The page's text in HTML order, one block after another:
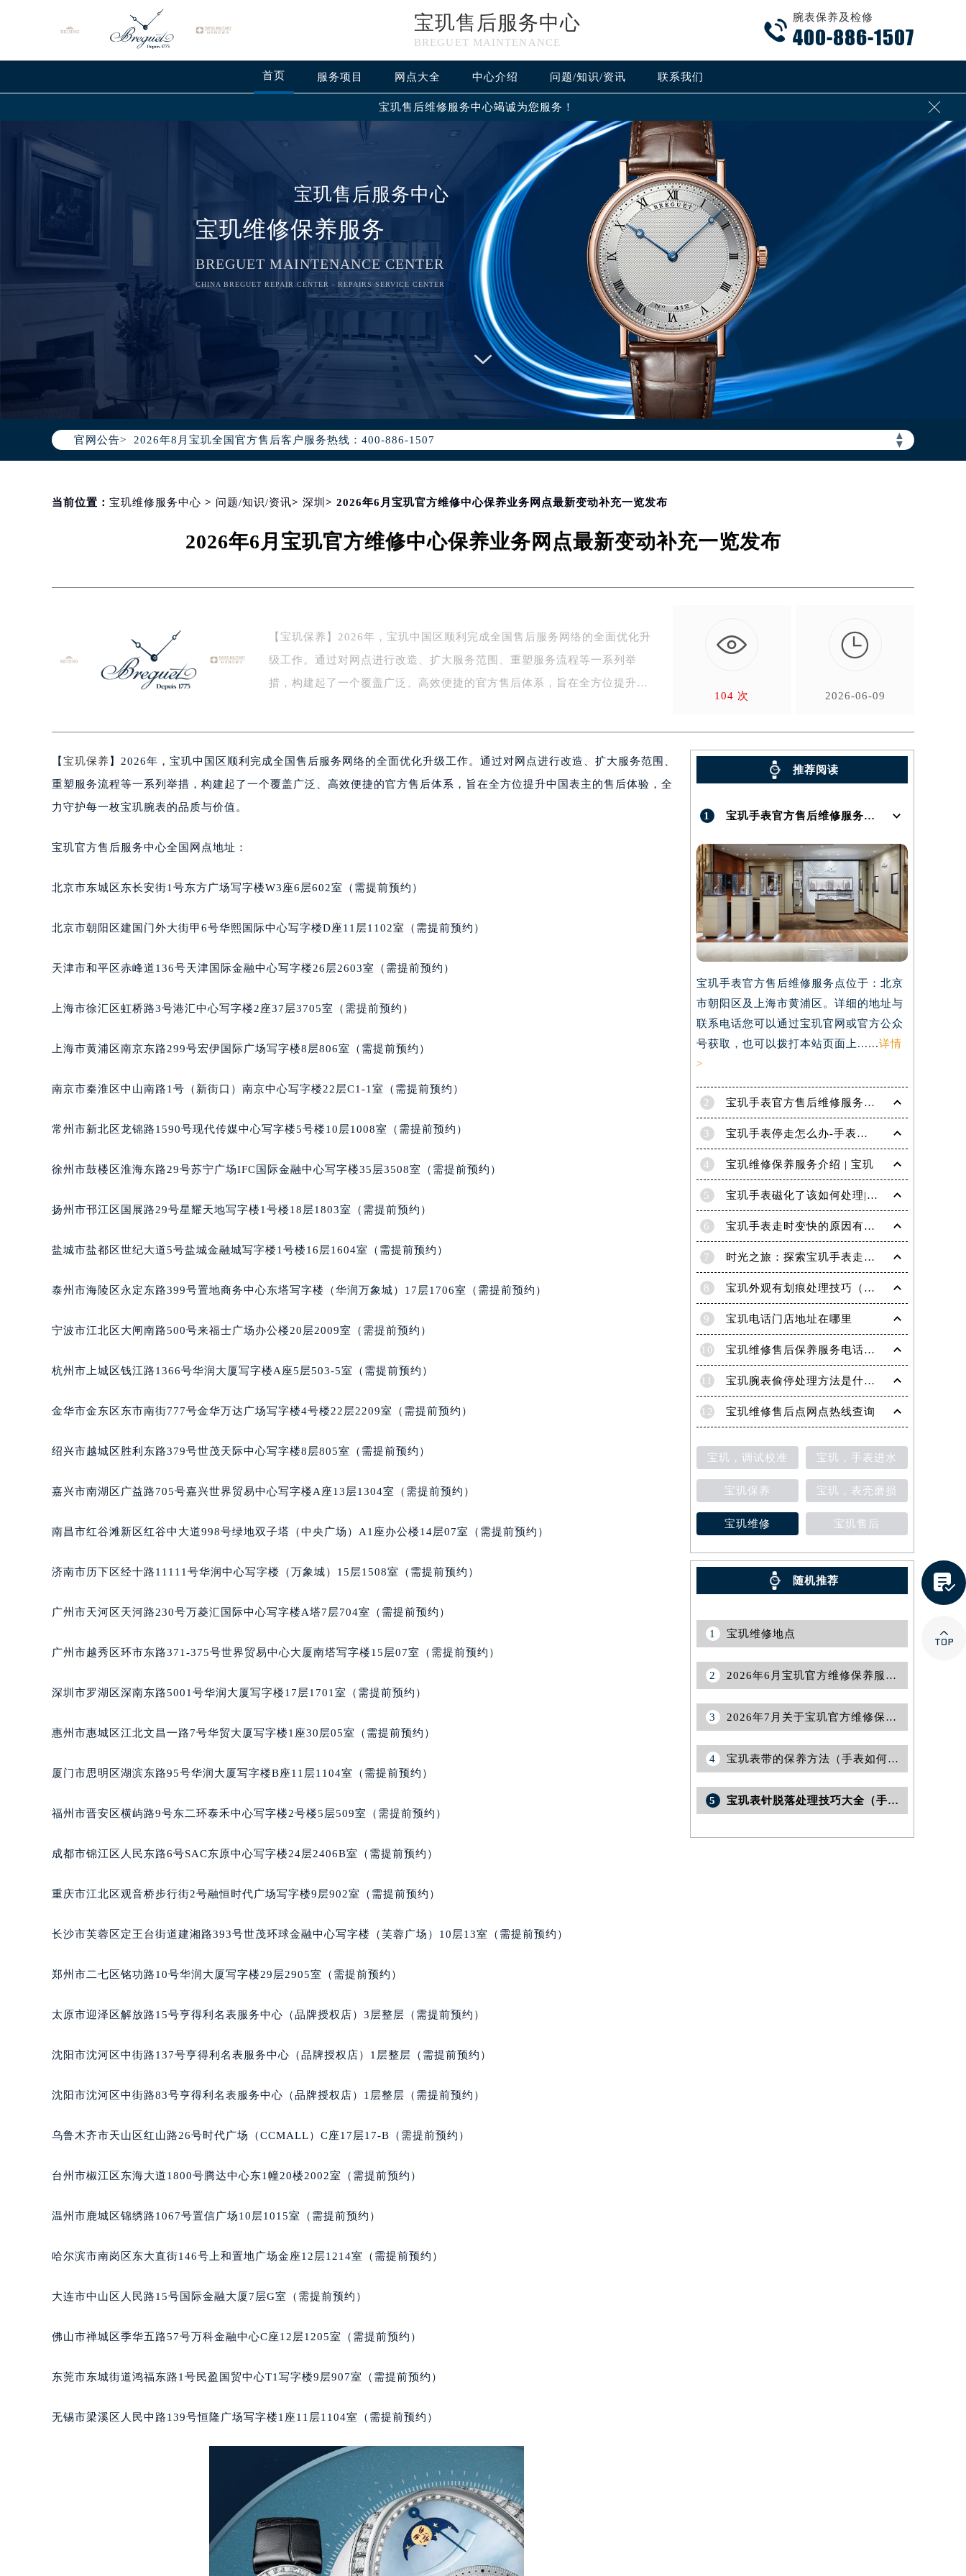
宝玑售后服务中心
BREGUET MAINTENANCE

腕表保养及检修
400-886-1507
首页 服务项目 网点大全 中心介绍 问题/知识/资讯 联系我们
宝玑售后维修服务中心竭诚为您服务！ 
宝玑售后服务中心
宝玑维修保养服务
BREGUET MAINTENANCE CENTER
CHINA BREGUET REPAIR CENTER - REPAIRS SERVICE CENTER
官网公告> ▲
▼
2026年8月宝玑中国区售后服务网络优化升级公告
2026年8月宝玑全国官方售后客户服务热线：400-886-1507
宝玑官方全国统一服务热线400-886-1507，服务覆盖中国大陆、香港、澳门、台湾全部区域（非大陆需加拨“+86”）
2026年8月宝玑售后服务中心最新网点地址：
北京市东城区东长安街1号东方广场写字楼W3座6层602室（需提前预约）
上海市徐汇区虹桥路3号港汇中心写字楼2座37层3705室（需提前预约）
扬州市邗江区国展路29号星耀天地写字楼1号楼18层1803室（需提前预约）
盐城市盐都区世纪大道5号盐城金融城写字楼1号楼16层1604室（需提前预约）
泰州市海陵区永定东路399号置地商务中心东塔写字楼（华润万象城）17层1706室（需提前预约）
绍兴市越城区胜利东路379号世茂天际中心写字楼8层805室（需提前预约）
嘉兴市南湖区广益路705号嘉兴世界贸易中心写字楼A座13层1304室（需提前预约）
南昌市红谷滩新区红谷中大道998号绿地双子塔（中央广场）A1座办公楼14层07室（需提前预约）
广州市天河区天河路230号万菱汇国际中心写字楼A塔7层704室（需提前预约）
深圳市罗湖区深南东路5001号华润大厦写字楼17层1701室（需提前预约）
厦门市思明区湖滨东路95号华润大厦写字楼B座11层1104室（需提前预约）
成都市锦江区人民东路6号SAC东原中心写字楼24层2406B室（需提前预约）
长沙市芙蓉区定王台街道建湘路393号世茂环球金融中心写字楼（芙蓉广场）10层13室（需提前预约）
太原市迎泽区解放路15号亨得利名表服务中心（品牌授权店）3层整层（需提前预约）
沈阳市沈河区中街路83号亨得利名表服务中心（品牌授权店）1层整层（需提前预约）
温州市鹿城区锦绣路1067号置信广场10层1015室（需提前预约）
大连市中山区人民路15号国际金融大厦7层G室（需提前预约）
东莞市东城街道鸿福东路1号民盈国贸中心T1写字楼9层907室（需提前预约）
南通市崇川区工农路57号圆融广场写字楼16层1603室（需提前预约）
武汉市江汉区解放大道686号世界贸易大厦38层09室（需提前预约）
合肥市蜀山区潜山路111号万象城华润大厦B座12楼03室（需提前预约）
青岛市南区山东路6号华润大厦B座22层04室（需提前预约）
长春市朝阳区西安大路727号中银大厦A座(旺进大厦)18层09室（需提前预约）
昆明市盘龙区北京路928号同德昆明广场写字楼10层06室（需提前预约）
西安市碑林区南关正街88号华侨城长安国际中心E座6楼10室（需提前预约）
唐山市路南区新华东道100号万达广场写字楼A座10层1002室（需提前预约）
内蒙古自治区呼和浩特市玉泉区大学西街70号华润万象城写字楼（鄂尔多斯大厦）23层2326室（需提前预约）
重庆市解放碑渝中区民权路28号英利国际金融中心写字楼20层01室（需提前预约）
黑龙江省鹤岗市向阳区红军路宝玑售后服务中心（需提前预约）
黑龙江省鸡西市鸡冠区红军路宝玑售后服务中心（需提前预约）
黑龙江省牡丹江市东安区太平路宝玑售后服务中心（需提前预约）
黑龙江省齐齐哈尔市龙沙区龙华路宝玑售后服务中心（需提前预约）
黑龙江省绥化市北林区新华街与康庄路交叉口宝玑售后服务中心（需提前预约）
吉林省白城市洮北区明仁南街宝玑售后服务中心（需提前预约）
吉林省吉林市船营区河南街宝玑售后服务中心（需提前预约）
吉林省梅河口市新华街道梅河大街宝玑售后服务中心（需提前预约）
吉林省松原市宁江区五环大街宝玑售后服务中心（需提前预约）
吉林省延边市延吉市解放路宝玑售后服务中心（需提前预约）
辽宁省本溪市平山区胜利路宝玑售后服务中心（需提前预约）
辽宁省丹东市振兴区七经街宝玑售后服务中心（需提前预约）
辽宁省阜新市海州区解放大街宝玑售后服务中心（需提前预约）
辽宁省锦州市古塔区中央大街宝玑售后服务中心（需提前预约）
辽宁省盘锦市兴隆台区石油大街宝玑售后服务中心（需提前预约）
辽宁省营口市站前区市府路与渤海大街交叉口宝玑售后服务中心（需提前预约）
辽宁省沈阳市沈河区中街路83号亨得利名表维修授权店1楼宝玑售后服务中心（需提前预约）
北京市东城区东长安街1号王府井东方广场W3座6层602室宝玑售后服务中心（需提前预约）
内蒙古自治区阿拉善盟市左旗土尔扈特大街宝玑售后服务中心（需提前预约）
内蒙古自治区包头市青山区幸福路甲3号王府井百货名表维修宝玑售后服务中心（需提前预约）
内蒙古自治区鄂尔多斯市东胜区伊金霍洛街宝玑售后服务中心（需提前预约）
内蒙古自治区呼伦贝尔市海拉尔区中央街宝玑售后服务中心（需提前预约）
内蒙古自治区通辽市科尔沁区明仁大街宝玑售后服务中心（需提前预约）
内蒙古自治区乌海市海勃湾区人民南路宝玑售后服务中心（需提前预约）
内蒙古自治区乌兰察布市集宁区恩和大街宝玑售后服务中心（需提前预约）
内蒙古自治区锡林郭勒盟市锡林浩特市光明街与额尔敦路交叉口宝玑售后服务中心（需提前预约）
内蒙古自治区兴安盟市乌兰浩特市兴安大街宝玑售后服务中心（需提前预约）
当前位置： 宝玑维修服务中心 > 问题/知识/资讯> 深圳 > 2026年6月宝玑官方维修中心保养业务网点最新变动补充一览发布
2026年6月宝玑官方维修中心保养业务网点最新变动补充一览发布
【宝玑保养】2026年，宝玑中国区顺利完成全国售后服务网络的全面优化升
级工作。通过对网点进行改造、扩大服务范围、重塑服务流程等一系列举
措，构建起了一个覆盖广泛、高效便捷的官方售后体系，旨在全方位提升中
104 次

2026-06-09
【 宝玑保养 】2026年，宝玑中国区顺利完成全国售后服务网络的全面优化升级工作。通过对网点进行改造、扩大服务范围、
重塑服务流程等一系列举措，构建起了一个覆盖广泛、高效便捷的官方售后体系，旨在全方位提升中国表主的售后体验，全
力守护每一枚宝玑腕表的品质与价值。
宝玑官方售后服务中心全国网点地址：
北京市东城区东长安街1号东方广场写字楼W3座6层602室（需提前预约）
北京市朝阳区建国门外大街甲6号华熙国际中心写字楼D座11层1102室（需提前预约）
天津市和平区赤峰道136号天津国际金融中心写字楼26层2603室（需提前预约）
上海市徐汇区虹桥路3号港汇中心写字楼2座37层3705室（需提前预约）
上海市黄浦区南京东路299号宏伊国际广场写字楼8层806室（需提前预约）
南京市秦淮区中山南路1号（新街口）南京中心写字楼22层C1-1室（需提前预约）
常州市新北区龙锦路1590号现代传媒中心写字楼5号楼10层1008室（需提前预约）
徐州市鼓楼区淮海东路29号苏宁广场IFC国际金融中心写字楼35层3508室（需提前预约）
扬州市邗江区国展路29号星耀天地写字楼1号楼18层1803室（需提前预约）
盐城市盐都区世纪大道5号盐城金融城写字楼1号楼16层1604室（需提前预约）
泰州市海陵区永定东路399号置地商务中心东塔写字楼（华润万象城）17层1706室（需提前预约）
宁波市江北区大闸南路500号来福士广场办公楼20层2009室（需提前预约）
杭州市上城区钱江路1366号华润大厦写字楼A座5层503-5室（需提前预约）
金华市金东区东市南街777号金华万达广场写字楼4号楼22层2209室（需提前预约）
绍兴市越城区胜利东路379号世茂天际中心写字楼8层805室（需提前预约）
嘉兴市南湖区广益路705号嘉兴世界贸易中心写字楼A座13层1304室（需提前预约）
南昌市红谷滩新区红谷中大道998号绿地双子塔（中央广场）A1座办公楼14层07室（需提前预约）
济南市历下区经十路11111号华润中心写字楼（万象城）15层1508室（需提前预约）
广州市天河区天河路230号万菱汇国际中心写字楼A塔7层704室（需提前预约）
广州市越秀区环市东路371-375号世界贸易中心大厦南塔写字楼15层07室（需提前预约）
深圳市罗湖区深南东路5001号华润大厦写字楼17层1701室（需提前预约）
惠州市惠城区江北文昌一路7号华贸大厦写字楼1座30层05室（需提前预约）
厦门市思明区湖滨东路95号华润大厦写字楼B座11层1104室（需提前预约）
福州市晋安区横屿路9号东二环泰禾中心写字楼2号楼5层509室（需提前预约）
成都市锦江区人民东路6号SAC东原中心写字楼24层2406B室（需提前预约）
重庆市江北区观音桥步行街2号融恒时代广场写字楼9层902室（需提前预约）
长沙市芙蓉区定王台街道建湘路393号世茂环球金融中心写字楼（芙蓉广场）10层13室（需提前预约）
郑州市二七区铭功路10号华润大厦写字楼29层2905室（需提前预约）
太原市迎泽区解放路15号亨得利名表服务中心（品牌授权店）3层整层（需提前预约）
沈阳市沈河区中街路137号亨得利名表服务中心（品牌授权店）1层整层（需提前预约）
沈阳市沈河区中街路83号亨得利名表服务中心（品牌授权店）1层整层（需提前预约）
乌鲁木齐市天山区红山路26号时代广场（CCMALL）C座17层17-B（需提前预约）
台州市椒江区东海大道1800号腾达中心东1幢20楼2002室（需提前预约）
温州市鹿城区锦绣路1067号置信广场10层1015室（需提前预约）
哈尔滨市南岗区东大直街146号上和置地广场金座12层1214室（需提前预约）
大连市中山区人民路15号国际金融大厦7层G室（需提前预约）
佛山市禅城区季华五路57号万科金融中心C座12层1205室（需提前预约）
东莞市东城街道鸿福东路1号民盈国贸中心T1写字楼9层907室（需提前预约）
无锡市梁溪区人民中路139号恒隆广场写字楼1座11层1104室（需提前预约）
推荐阅读
1 宝玑手表官方售后维修服务点地址在哪呢？
宝玑手表官方售后维修服务点位于：北京
市朝阳区及上海市黄浦区。详细的地址与
联系电话您可以通过宝玑官网或官方公众
号获取，也可以拨打本站页面上......详情
>
2 宝玑手表官方售后维修服务点电话是多少？
3 宝玑手表停走怎么办-手表停走的解决方法
4 宝玑维修保养服务介绍 | 宝玑
5 宝玑手表磁化了该如何处理|宝玑技师为您讲解
6 宝玑手表走时变快的原因有哪些？
7 时光之旅：探索宝玑手表走时的秘密
8 宝玑外观有划痕处理技巧（轻松修复爱表的实用方法）
9 宝玑电话门店地址在哪里
10 宝玑维修售后保养服务电话是多少
11 宝玑腕表偷停处理方法是什么（专业维修指南与常见故障排查）
12 宝玑维修售后点网点热线查询
宝玑，调试校准 宝玑，手表进水
宝玑保养 宝玑，表壳磨损
宝玑维修 宝玑售后
随机推荐
1 宝玑维修地点
2 2026年6月宝玑官方维修保养服务中心搬迁与新设点补充最终确认通告
3 2026年7月关于宝玑官方维修保养中心网点搬迁新增的正式文件内容全面公开
4 宝玑表带的保养方法（手表如何保养）
5 宝玑表针脱落处理技巧大全（手表维修的实用指南）

